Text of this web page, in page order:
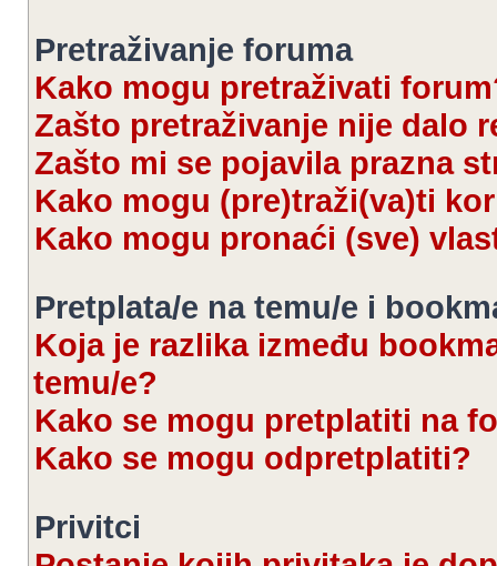
Pretraživanje foruma
Kako mogu pretraživati
Zašto pretraživanje nije dalo
Zašto mi se pojavila prazna
Kako mogu (pre)traži(va)ti
Kako mogu pronaći (sve)
Pretplata/e na temu/e i
Koja je razlika između
temu/e?
Kako se mogu pretplatiti na
Kako se mogu odpretplatiti?
Privitci